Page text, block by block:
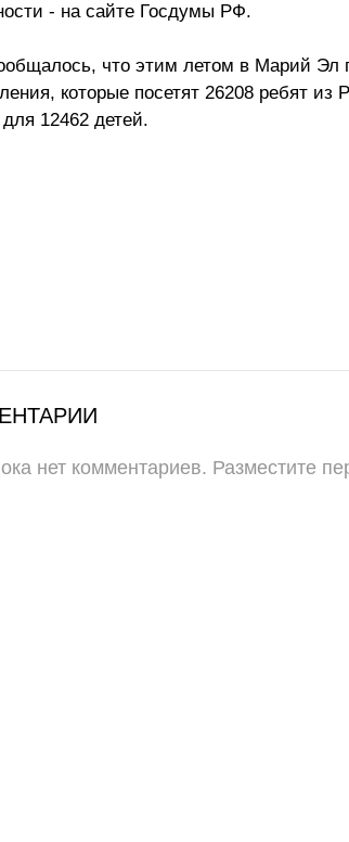
- на сайте Госдумы РФ.
что этим летом в Марий Эл
которые посетят 26208 ребят
12462 детей.
нет комментариев. Разместите